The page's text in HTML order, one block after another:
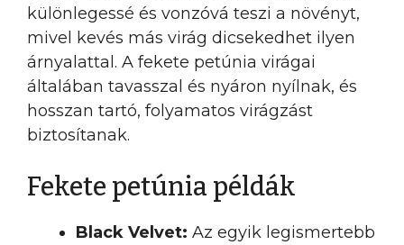
különlegessé és vonzóvá teszi a növényt,
mivel kevés más virág dicsekedhet ilyen
árnyalattal. A fekete petúnia virágai
általában tavasszal és nyáron nyílnak, és
hosszan tartó, folyamatos virágzást
biztosítanak.
Fekete petúnia példák
Black Velvet: Az egyik legismertebb